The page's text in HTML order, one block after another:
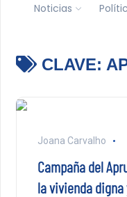
Noticias
CLAVE:
Joana Carvalho
Campaña del
la vivienda digna